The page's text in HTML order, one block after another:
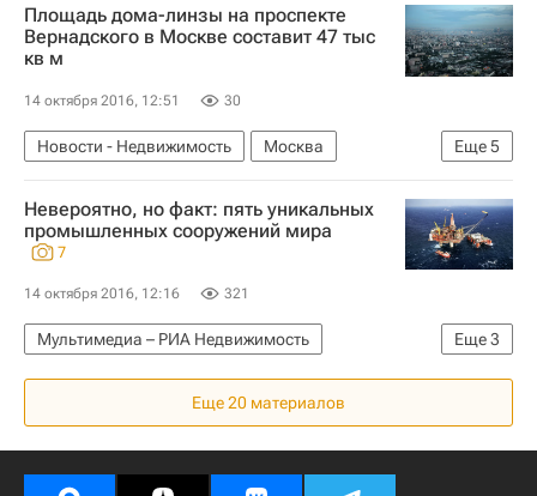
Россия
Площадь дома-линзы на проспекте
Вернадского в Москве составит 47 тыс
кв м
14 октября 2016, 12:51 30
Еще5
Новости - Недвижимость
Москва
Строительство
Недвижимость
Жилье
Коммерческая недвижимость
Россия
Невероятно, но факт: пять уникальных
промышленных сооружений мира
7
14 октября 2016, 12:16 321
Еще3
Мультимедиа – РИА Недвижимость
Мультимедиа
Недвижимость
Еще 20 материалов